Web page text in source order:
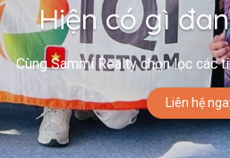
Hiện có gì
Cùng Sammi Realty chọn lọc các
Liên hệ